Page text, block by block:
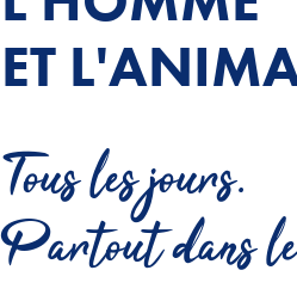
ET
Tous les jours.
Partout dans